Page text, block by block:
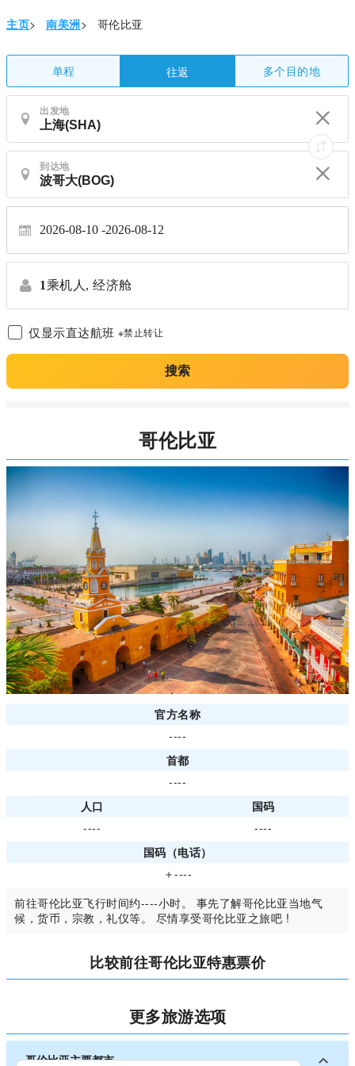
主页> 南美洲> 哥伦比亚
单程 往返 多个目的地
出发地
到达地
2026-08-10 2026-08-12
1乘机人, 经济舱
仅显示直达航班 ※禁止转让
搜索
哥伦比亚
官方名称
----
首都
----
人口
国码
----
----
国码（电话）
＋----
前往哥伦比亚飞行时间约----小时。 事先了解哥伦比亚当地气
候，货币，宗教，礼仪等。 尽情享受哥伦比亚之旅吧 !
比较前往哥伦比亚特惠票价
更多旅游选项
哥伦比亚主要都市